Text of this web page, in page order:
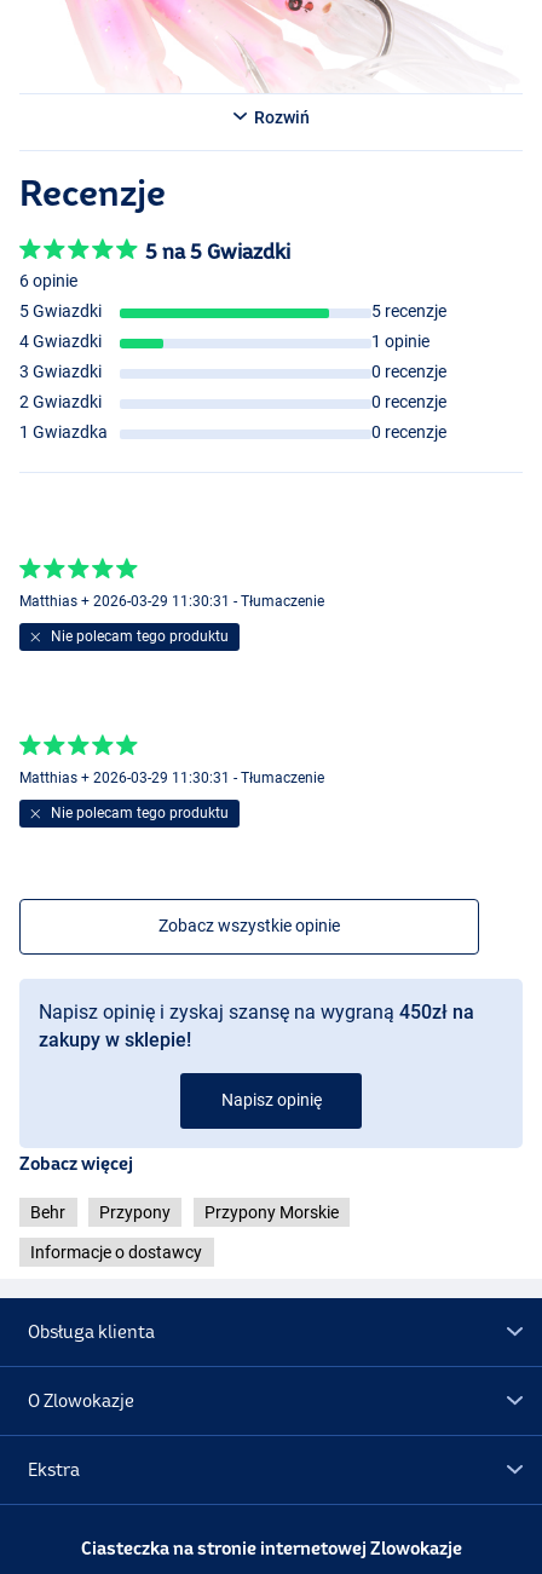
Red/Yellow
Rozwiń
Recenzje
5 na 5 Gwiazdki
6 opinie
5 Gwiazdki
5 recenzje
4 Gwiazdki
1 opinie
3 Gwiazdki
0 recenzje
2 Gwiazdki
0 recenzje
1 Gwiazdka
0 recenzje
Matthias + 2026-03-29 11:30:31 - Tłumaczenie
Nie polecam tego produktu
Matthias + 2026-03-29 11:30:31 - Tłumaczenie
Nie polecam tego produktu
Zobacz wszystkie opinie
Napisz opinię i zyskaj szansę na wygraną 450zł na
zakupy w sklepie!
Napisz opinię
Zobacz więcej
Behr Przypony Przypony Morskie
Informacje o dostawcy
Obsługa klienta
O Zlowokazje
Ekstra
PromocjeCiasteczka na stronie internetowej Zlowokazje